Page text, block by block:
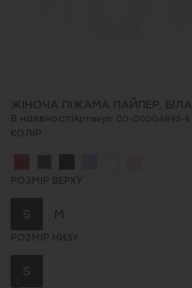
ЖІНОЧА ПІЖАМА ПАЙПЕР, БІЛА
В наявностіАртикул: 00-00004895-k
КОЛІР
РОЗМІР ВЕРХУ
S M
РОЗМІР НИЗУ
S